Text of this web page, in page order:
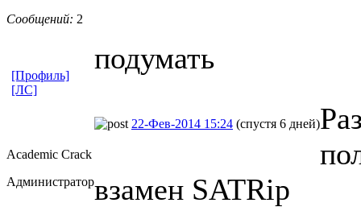
Сообщений: 2
подумать
[Профиль]
[ЛС]
Academic Crack
Администратор
22-Фев-2014 15:24 (спустя 6 дней)
взамен SATRip